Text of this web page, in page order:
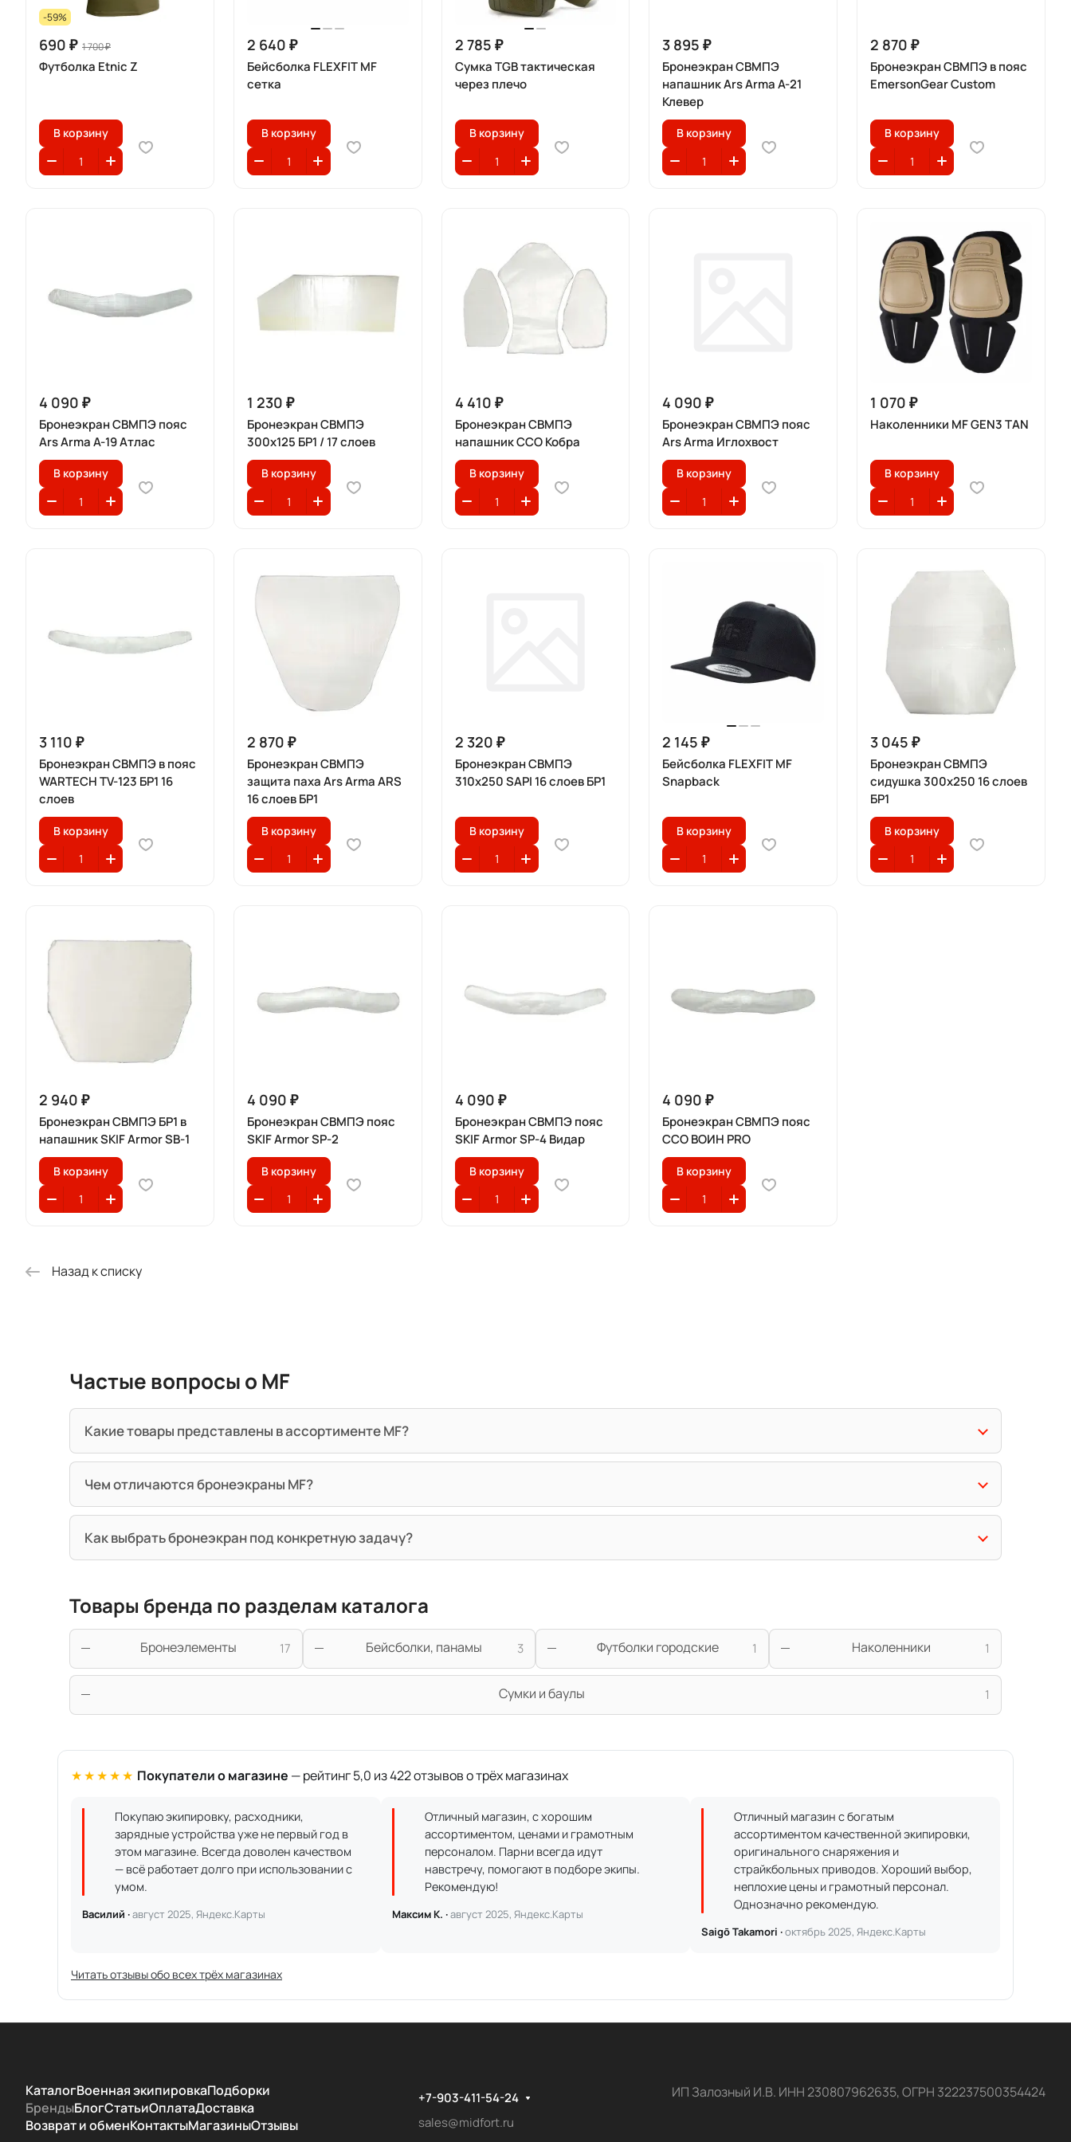
-59%
690 ₽ 1 700 ₽
Футболка Etnic Z
В корзину
2 640 ₽
Бейсболка FLEXFIT MF
сетка
В корзину
2 785 ₽
Сумка TGB тактическая
через плечо
В корзину
3 895 ₽
Бронеэкран СВМПЭ
напашник Ars Arma A-21
Клевер
В корзину
2 870 ₽
Бронеэкран СВМПЭ в пояс
EmersonGear Custom
В корзину
4 090 ₽
Бронеэкран СВМПЭ пояс
Ars Arma А-19 Атлас
В корзину
1 230 ₽
Бронеэкран СВМПЭ
300x125 БР1 / 17 слоев
В корзину
4 410 ₽
Бронеэкран СВМПЭ
напашник ССО Кобра
В корзину
4 090 ₽
Бронеэкран СВМПЭ пояс
Ars Arma Иглохвост
В корзину
1 070 ₽
Наколенники MF GEN3 TAN
В корзину
3 110 ₽
Бронеэкран СВМПЭ в пояс
WARTECH TV-123 БР1 16
слоев
В корзину
2 870 ₽
Бронеэкран СВМПЭ
защита паха Ars Arma ARS
16 слоев БР1
В корзину
2 320 ₽
Бронеэкран СВМПЭ
310x250 SAPI 16 слоев БР1
В корзину
2 145 ₽
Бейсболка FLEXFIT MF
Snapback
В корзину
3 045 ₽
Бронеэкран СВМПЭ
сидушка 300x250 16 слоев
БР1
В корзину
2 940 ₽
Бронеэкран СВМПЭ БР1 в
напашник SKIF Armor SB-1
В корзину
4 090 ₽
Бронеэкран СВМПЭ пояс
SKIF Armor SP-2
В корзину
4 090 ₽
Бронеэкран СВМПЭ пояс
SKIF Armor SP-4 Видар
В корзину
4 090 ₽
Бронеэкран СВМПЭ пояс
ССО ВОИН PRO
В корзину
Назад к списку
Частые вопросы о MF
Какие товары представлены в ассортименте MF?
Чем отличаются бронеэкраны MF?
Как выбрать бронеэкран под конкретную задачу?
Товары бренда по разделам каталога
Бронеэлементы 17 Бейсболки, панамы 3 Футболки городские 1 Наколенники 1
Сумки и баулы 1
★★★★★ Покупатели о магазине — рейтинг 5,0 из 422 отзывов о трёх магазинах
Покупаю экипировку, расходники,
зарядные устройства уже не первый год в
этом магазине. Всегда доволен качеством
— всё работает долго при использовании с
умом.
Василий ·август 2025, Яндекс.Карты
Отличный магазин, с хорошим
ассортиментом, ценами и грамотным
персоналом. Парни всегда идут
навстречу, помогают в подборе экипы.
Рекомендую!
Максим К. ·август 2025, Яндекс.Карты
Отличный магазин с богатым
ассортиментом качественной экипировки,
оригинального снаряжения и
страйкбольных приводов. Хороший выбор,
неплохие цены и грамотный персонал.
Однозначно рекомендую.
Saigō Takamori ·октябрь 2025, Яндекс.Карты
Читать отзывы обо всех трёх магазинах
КаталогВоенная экипировкаПодборки
БрендыБлогСтатьиОплатаДоставка
Возврат и обменКонтактыМагазиныОтзывы
+7-903-411-54-24
sales@midfort.ru
ИП Залозный И.В. ИНН 230807962635, ОГРН 322237500354424